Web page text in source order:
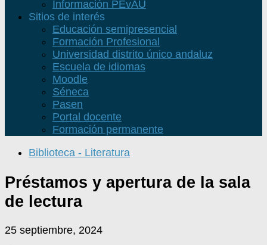
Información PEvAU
Sitios de interés
Educación semipresencial
Formación Profesional
Universidad distrito único andaluz
Escuela de idiomas
Moodle
Séneca
Pasen
Portal docente
Formación permanente
Biblioteca - Literatura
Préstamos y apertura de la sala
de lectura
25 septiembre, 2024